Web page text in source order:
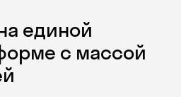
единой
с массой